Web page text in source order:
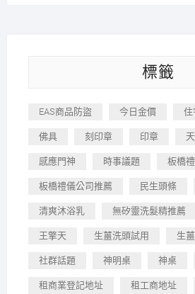
標籤
EAS商品防盜 今日金價 住
佛具 刻印章 印章
感應門神 時事議題 板橋
板橋禮儀公司推薦 民生頭條
清爽沐浴乳 無矽靈洗髮精推薦
王擎天 生薑洗頭試用 生
社群話題 神明桌 神桌
租商業登記地址 租工商地址